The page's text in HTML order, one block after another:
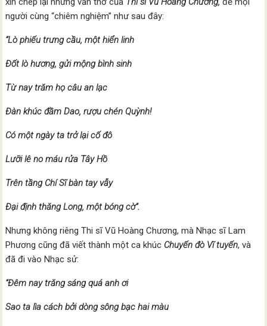
người cùng “chiêm nghiệm” như sau đây:
“Lò phiếu trưng cầu, một hiển linh
Đốt lò hương, gửi mộng bình sinh
Từ nay trăm họ câu an lạc
Đàn khúc đầm Dao, rượu chén Quỳnh!
Có một ngày ta trở lại cố đô
Lưỡi lê no máu rửa Tây Hồ
Trên tầng Chí Sĩ bàn tay vẫy
Đại định thăng Long, một bóng cờ”.
Nhưng không riêng Thi sĩ Vũ Hoàng Chương, mà Nhạc sĩ Lam
Phương cũng đã viết thành một ca khúc Chuyến đò Vĩ tuyến, và
đã đi vào Nhạc sử:
“Đêm nay trăng sáng quá anh ơi
Sao ta lìa cách bởi dòng sông bạc hai màu